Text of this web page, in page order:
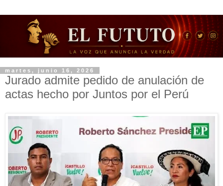
martes, junio 16, 2026
Jurado admite pedido de anulación de
actas hecho por Juntos por el Perú